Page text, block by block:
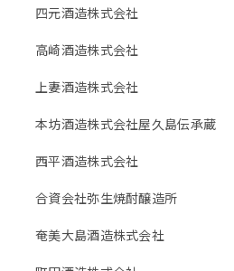
四元酒造株式会社
高崎酒造株式会社
上妻酒造株式会社
本坊酒造株式会社屋久島伝承蔵
西平酒造株式会社
合資会社弥生焼酎醸造所
奄美大島酒造株式会社